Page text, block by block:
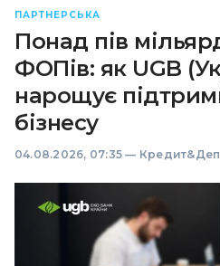
ПАРТНЕРСЬКА
Понад пів
ФОПів: як UGB
нарощує
бізнесу
04.08.2026, 07:35 —